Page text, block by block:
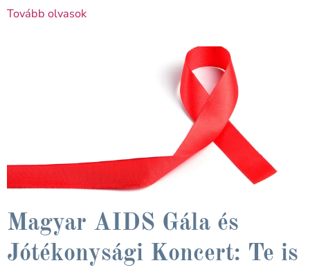
Tovább olvasok
Magyar AIDS Gála és
Jótékonysági Koncert: Te is